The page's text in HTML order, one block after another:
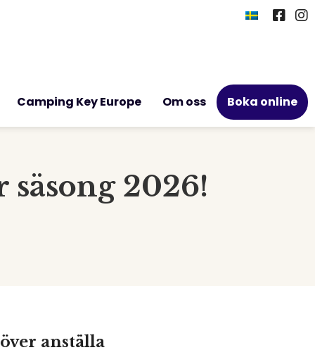
Camping Key Europe Om oss Boka online
2026!
anställa